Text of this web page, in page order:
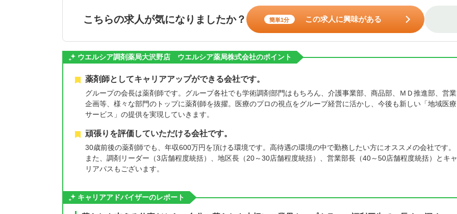
こちらの求人が気になりましたか？ 簡単1分 この求人に興味がある
ウエルシア調剤薬局大沢野店 ウエルシア薬局株式会社のポイント
薬剤師としてキャリアアップができる会社です。
グループの会長は薬剤師です。グループ各社でも学術調剤部門はもちろん、介護事業部、商品部、ＭＤ推進部、営業
企画等、様々な部門のトップに薬剤師を抜擢。医療のプロの視点をグループ経営に活かし、今後も新しい「地域医療
サービス」の提供を実現していきます。
頑張りを評価していただける会社です。
30歳前後の薬剤師でも、年収600万円を頂ける環境です。高待遇の環境の中で勤務したい方にオススメの会社です。
また、調剤リーダー（3店舗程度統括）、地区長（20～30店舗程度統括）、営業部長（40～50店舗程度統括）とキャ
リアパスもございます。
キャリアアドバイザーのレポート